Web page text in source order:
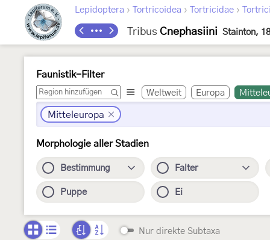
Lepidoptera › Tortricoidea › Tortricidae ›
Tribus Cnephasiini Stainton,
Faunistik-Filter
Weltweit Europa
Mitteleuropa
Morphologie aller Stadien
Bestimmung Falter
Puppe Ei
Nur direkte Subtaxa